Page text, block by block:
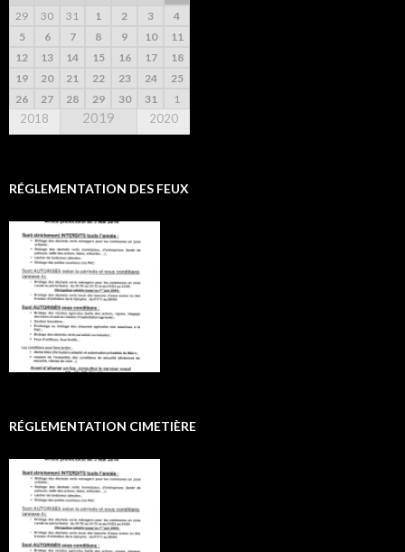
29
30 31 1 2 3
4
5
6 7 8 9 10
11
12
13 14 15 16 17
18
19
20 21 22 23 24
25
26
27 28 29 30 31 1
2018 2019 2020
RÉGLEMENTATION DES FEUX
RÉGLEMENTATION CIMETIÈRE